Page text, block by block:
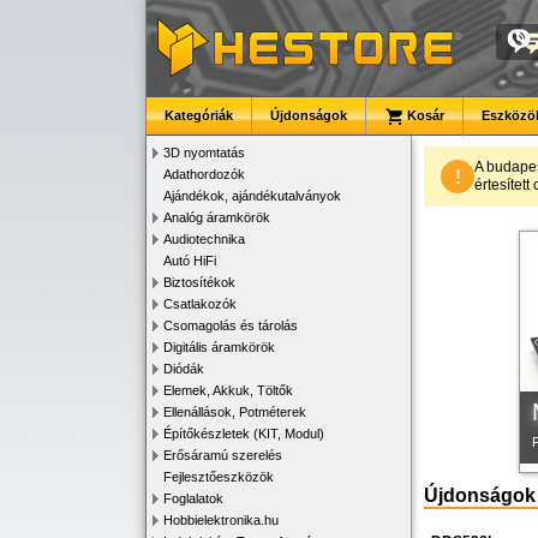
Kategóriák Újdonságok Kosár
3D nyomtatás
Adathordozók
Ajándékok, ajándékutalványok
Analóg áramkörök
Audiotechnika
Autó HiFi
Biztosítékok
Csatlakozók
Csomagolás és tárolás
Digitális áramkörök
Diódák
Elemek, Akkuk, Töltők
Ellenállások, Potméterek
Építőkészletek (KIT, Modul)
Erősáramú szerelés
Fejlesztőeszközök
Foglalatok
Hobbielektronika.hu
! A
értesített
Újdonságok